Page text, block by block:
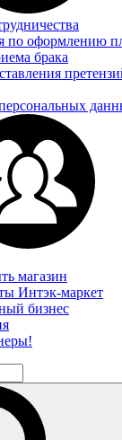
по оформлению
брака
магазин
Интэк-маркет
бизнес